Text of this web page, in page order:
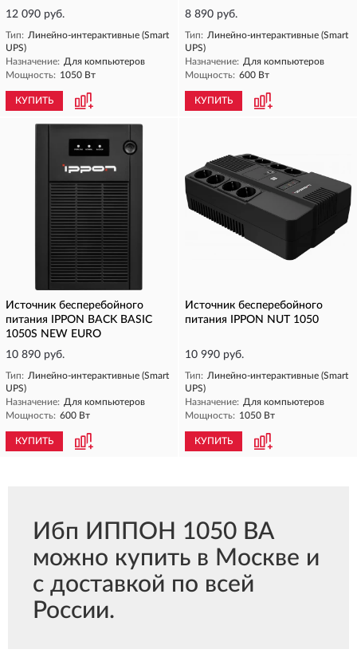
12 090 руб.
Тип: Линейно-интерактивные (Smart
UPS)
Назначение: Для компьютеров
Мощность: 1050 Вт
КУПИТЬ
8 890 руб.
Тип: Линейно-интерактивные (Smart
UPS)
Назначение: Для компьютеров
Мощность: 600 Вт
КУПИТЬ
Источник бесперебойного
питания IPPON BACK BASIC
1050S NEW EURO
10 890 руб.
Тип: Линейно-интерактивные (Smart
UPS)
Назначение: Для компьютеров
Мощность: 600 Вт
КУПИТЬ
Источник бесперебойного
питания IPPON NUT 1050
10 990 руб.
Тип: Линейно-интерактивные (Smart
UPS)
Назначение: Для компьютеров
Мощность: 1050 Вт
КУПИТЬ
Ибп ИППОН 1050 ВА
можно купить в Москве и
с доставкой по всей
России.